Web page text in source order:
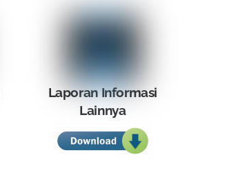
Laporan Informasi
Lainnya